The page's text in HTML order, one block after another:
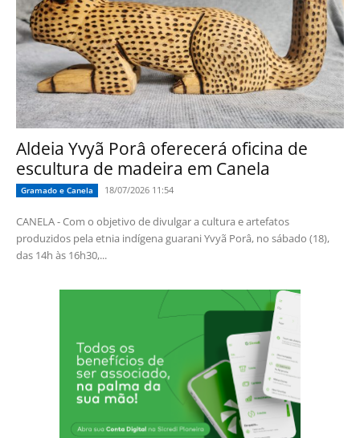
Aldeia Yvyã Porâ oferecerá oficina de
escultura de madeira em Canela
Gramado e Canela 18/07/2026 11:54
CANELA - Com o objetivo de divulgar a cultura e artefatos
produzidos pela etnia indígena guarani Yvyã Porâ, no sábado (18),
das 14h às 16h30,...